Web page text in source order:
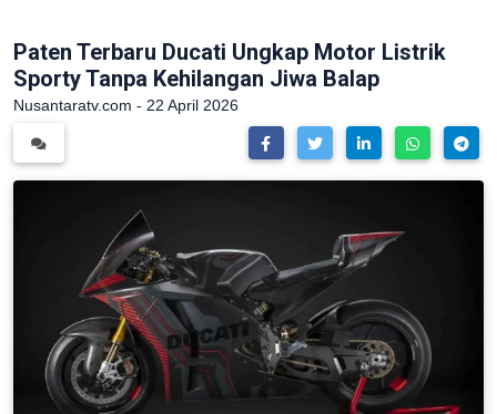
Paten Terbaru Ducati Ungkap Motor Listrik
Sporty Tanpa Kehilangan Jiwa Balap
Nusantaratv.com - 22 April 2026